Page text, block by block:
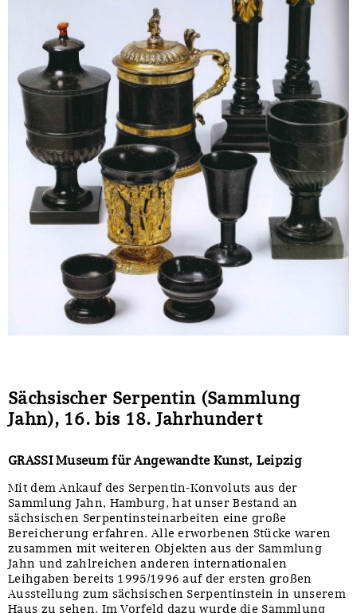
Sächsischer Serpentin (Sammlung
Jahn), 16. bis 18. Jahrhundert
GRASSI Museum für Angewandte Kunst, Leipzig
Mit dem Ankauf des Serpentin-Konvoluts aus der
Sammlung Jahn, Hamburg, hat unser Bestand an
sächsischen Serpentinsteinarbeiten eine große
Bereicherung erfahren. Alle erworbenen Stücke waren
zusammen mit weiteren Objekten aus der Sammlung
Jahn und zahlreichen anderen internationalen
Leihgaben bereits 1995/1996 auf der ersten großen
Ausstellung zum sächsischen Serpentinstein in unserem
Haus zu sehen. Im Vorfeld dazu wurde die Sammlung
Sonstiges